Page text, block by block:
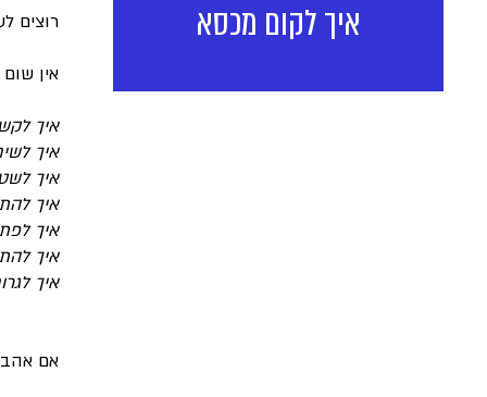
איך לקום מכסא רוצים
אין
איך
איך
איך
איך
איך
איך
איך
אם